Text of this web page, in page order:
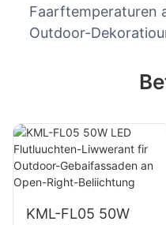
Faarftemperaturen
Outdoor-
KML-FL05 50W